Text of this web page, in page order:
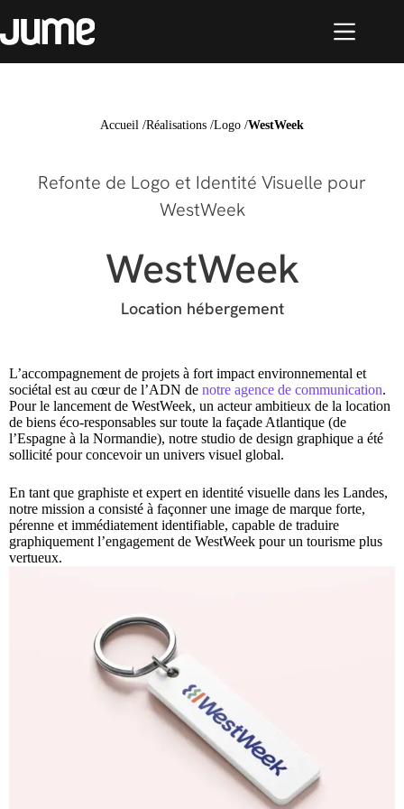
Accueil /Réalisations /Logo /WestWeek
Refonte de Logo et Identité Visuelle pour
WestWeek
WestWeek
Location hébergement
L’accompagnement de projets à fort impact environnemental et
sociétal est au cœur de l’ADN de notre agence de communication.
Pour le lancement de WestWeek, un acteur ambitieux de la location
de biens éco-responsables sur toute la façade Atlantique (de
l’Espagne à la Normandie), notre studio de design graphique a été
sollicité pour concevoir un univers visuel global.
En tant que graphiste et expert en identité visuelle dans les Landes,
notre mission a consisté à façonner une image de marque forte,
pérenne et immédiatement identifiable, capable de traduire
graphiquement l’engagement de WestWeek pour un tourisme plus
vertueux.